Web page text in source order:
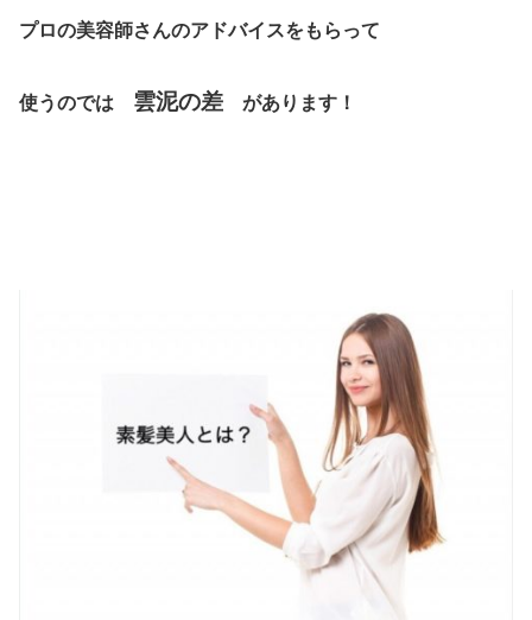
プロの美容師さんのアドバイスをもらって
使うのでは 雲泥の差 があります！